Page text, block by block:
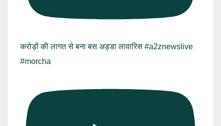
करोड़ों की लागत से बना बस अड्डा लावारिस #a2znewslive
#morcha